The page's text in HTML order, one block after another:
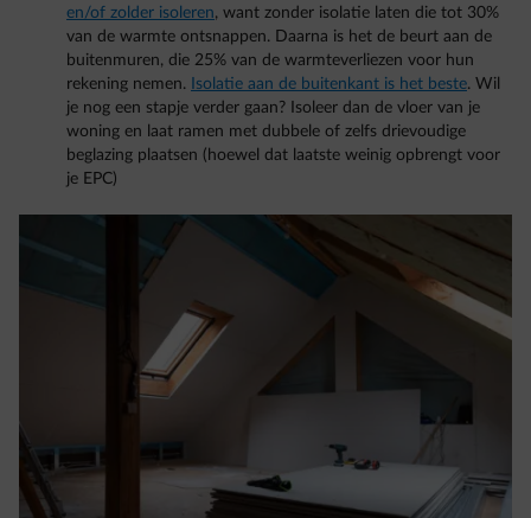
en/of zolder isoleren, want zonder isolatie laten die tot 30%
van de warmte ontsnappen. Daarna is het de beurt aan de
buitenmuren, die 25% van de warmteverliezen voor hun
rekening nemen.
Isolatie aan de buitenkant is het beste. Wil
je nog een stapje verder gaan? Isoleer dan de vloer van je
woning en laat ramen met dubbele of zelfs drievoudige
beglazing plaatsen (hoewel dat laatste weinig opbrengt voor
je EPC)